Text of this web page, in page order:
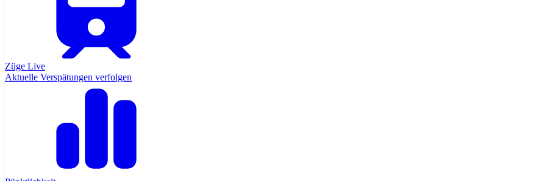
Züge Live
Aktuelle Verspätungen verfolgen